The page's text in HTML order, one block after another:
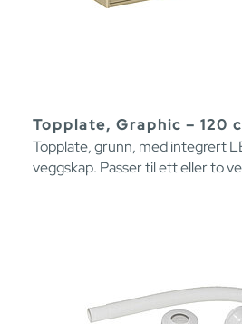
Topplate, Graphic – 120
Topplate, grunn, med integrert
veggskap. Passer til ett eller to